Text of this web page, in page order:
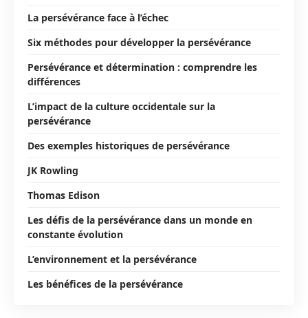
La persévérance face à l’échec
Six méthodes pour développer la persévérance
Persévérance et détermination : comprendre les
différences
L’impact de la culture occidentale sur la
persévérance
Des exemples historiques de persévérance
JK Rowling
Thomas Edison
Les défis de la persévérance dans un monde en
constante évolution
L’environnement et la persévérance
Les bénéfices de la persévérance